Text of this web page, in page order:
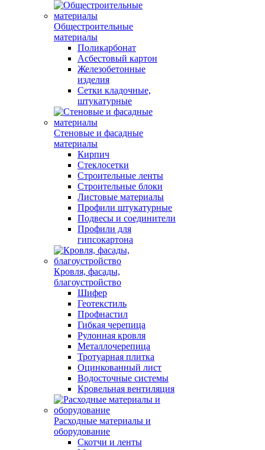
Общестроительные
материалы
Поликарбонат
Асбестовый картон
Железобетонные
изделия
Сетки кладочные,
штукатурные
Стеновые и фасадные
материалы
Кирпич
Стеклосетки
Строительные ленты
Строительные блоки
Листовые материалы
Профили штукатурные
Подвесы и соединители
Профили для
гипсокартона
Кровля, фасады,
благоустройство
Шифер
Геотекстиль
Профнастил
Гибкая черепица
Рулонная кровля
Металлочерепица
Тротуарная плитка
Оцинкованный лист
Водосточные системы
Кровельная вентиляция
Расходные материалы и
оборудование
Скотчи и ленты